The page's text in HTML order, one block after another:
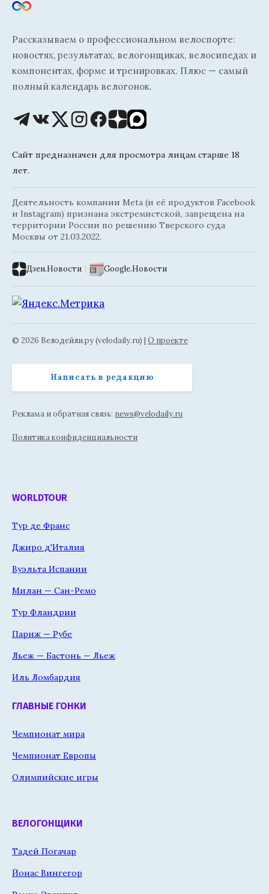
Рассказываем о профессиональном велоспорте:
новостях, результатах, велогонщиках, велосипедах и
компонентах, форме и тренировках. Плюс — самый
полный календарь велогонок.
Сайт предназначен для просмотра лицам старше 18
лет.
Деятельность компании Meta (и её продуктов Facebook
и Instagram) признана экстремистской, запрещена на
территории России по решению Тверского суда
Москвы от 21.03.2022.
Дзен.Новости | Google.Новости
© 2026 Велодейли.ру (velodaily.ru) | О проекте
Написать в редакцию
Реклама и обратная связь: news@velodaily.ru
Политика конфиденциальности
WORLDTOUR
Тур де Франс
Джиро д'Италия
Вуэльта Испании
Милан — Сан-Ремо
Тур Фландрии
Париж — Рубе
Льеж — Бастонь — Льеж
Иль Ломбардия
ГЛАВНЫЕ ГОНКИ
Чемпионат мира
Чемпионат Европы
Олимпийские игры
ВЕЛОГОНЩИКИ
Тадей Погачар
Йонас Вингегор